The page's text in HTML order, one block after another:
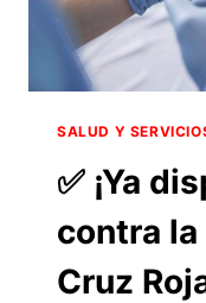
SALUD Y
✅ ¡Ya
contra
Cruz